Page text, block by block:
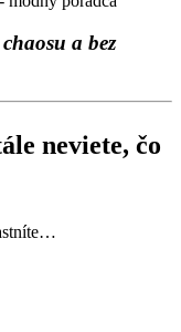
a bez
neviete, čo